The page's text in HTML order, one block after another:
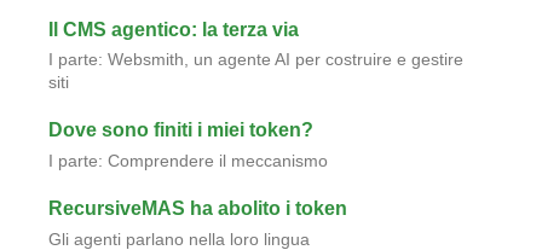
Il CMS agentico: la terza via
I parte: Websmith, un agente AI per costruire e gestire
siti
Dove sono finiti i miei token?
I parte: Comprendere il meccanismo
RecursiveMAS ha abolito i token
Gli agenti parlano nella loro lingua